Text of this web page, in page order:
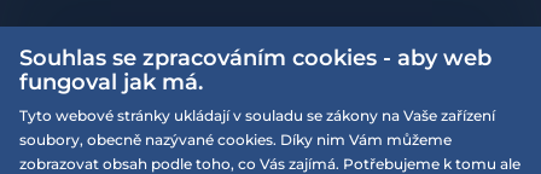
Jak nakupovat
Nejčastější dotazy
Doprava a platba
Vrácení a výměna zboží
Více informací
Obchodní podmínky
Podmínky EQS věrnostního klubu
Naše prodejny
Souhlas se zpracováním cookies - aby web
fungoval jak má.
Tyto webové stránky ukládají v souladu se zákony na Vaše zařízení
soubory, obecně nazývané cookies. Díky nim Vám můžeme
zobrazovat obsah podle toho, co Vás zajímá. Potřebujeme k tomu ale